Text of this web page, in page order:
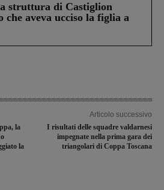
struttura di Castiglion
che aveva ucciso la figlia a
la
la
Articolo successivo
I risultati delle squadre valdarnesi
impegnate nella prima gara dei
triangolari di Coppa Toscana